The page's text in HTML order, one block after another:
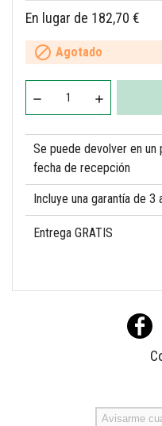
En lugar de 182,70 €
 Agotado
Se puede devolver en
fecha de recepción
Incluye una garantía de 3
Entrega GRATIS
Avisarme